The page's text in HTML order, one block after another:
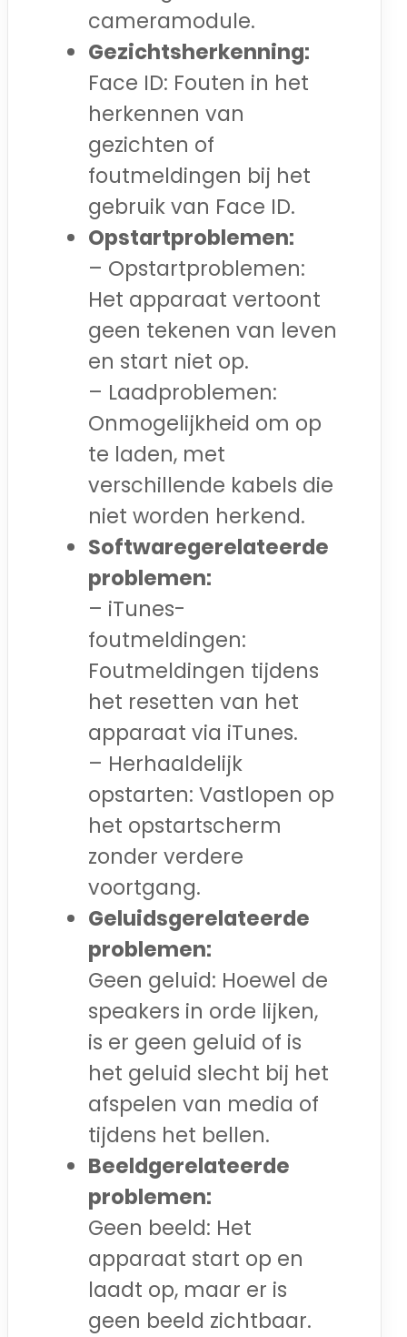
cameramodule.
Gezichtsherkenning:
Face ID: Fouten in het
herkennen van
gezichten of
foutmeldingen bij het
gebruik van Face ID.
Opstartproblemen:
– Opstartproblemen:
Het apparaat vertoont
geen tekenen van leven
en start niet op.
– Laadproblemen:
Onmogelijkheid om op
te laden, met
verschillende kabels die
niet worden herkend.
Softwaregerelateerde
problemen:
– iTunes-
foutmeldingen:
Foutmeldingen tijdens
het resetten van het
apparaat via iTunes.
– Herhaaldelijk
opstarten: Vastlopen op
het opstartscherm
zonder verdere
voortgang.
Geluidsgerelateerde
problemen:
Geen geluid: Hoewel de
speakers in orde lijken,
is er geen geluid of is
het geluid slecht bij het
afspelen van media of
tijdens het bellen.
Beeldgerelateerde
problemen:
Geen beeld: Het
apparaat start op en
laadt op, maar er is
geen beeld zichtbaar.